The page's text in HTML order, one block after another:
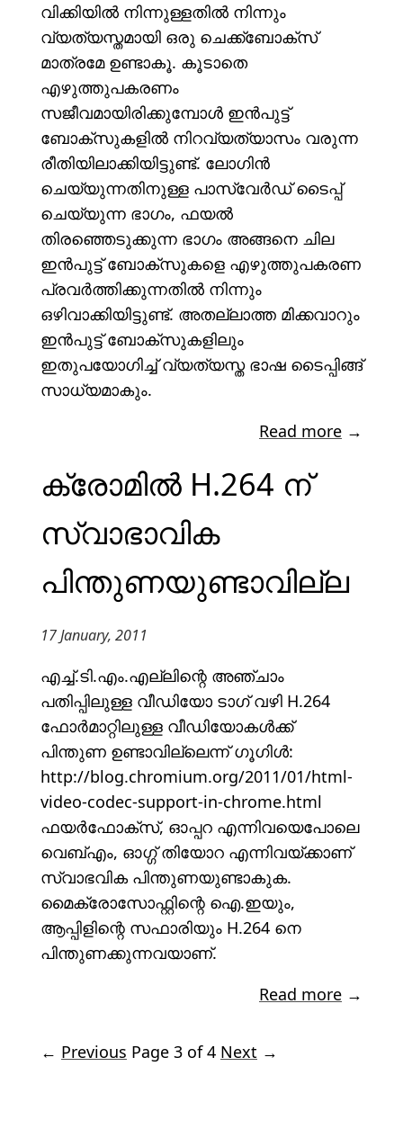
വിക്കിയിൽ നിന്നുള്ളതിൽ നിന്നും
വ്യത്യസ്തമായി ഒരു ചെക്ക്ബോക്സ്
മാത്രമേ ഉണ്ടാകൂ. കൂടാതെ
എഴുത്തുപകരണം
സജീവമായിരിക്കുമ്പോൾ ഇൻപുട്ട്
ബോക്സുകളിൽ നിറവ്യത്യാസം വരുന്ന
രീതിയിലാക്കിയിട്ടുണ്ട്. ലോഗിൻ
ചെയ്യുന്നതിനുള്ള പാസ്‌വേർഡ് ടൈപ്പ്
ചെയ്യുന്ന ഭാഗം, ഫയൽ
തിരഞ്ഞെടുക്കുന്ന ഭാഗം അങ്ങനെ ചില
ഇൻപുട്ട് ബോക്സുകളെ എഴുത്തുപകരണ
പ്രവർത്തിക്കുന്നതിൽ നിന്നും
ഒഴിവാക്കിയിട്ടുണ്ട്. അതല്ലാത്ത മിക്കവാറും
ഇൻപുട്ട് ബോക്സുകളിലും
ഇതുപയോഗിച്ച് വ്യത്യസ്ത ഭാഷ ടൈപ്പിങ്ങ്
സാധ്യമാകും.
Read more →
ക്രോമിൽ H.264 ന്
സ്വാഭാവിക
പിന്തുണയുണ്ടാവില്ല
17 January, 2011
എച്ച്.ടി.എം.എല്ലിന്റെ അഞ്ചാം
പതിപ്പിലുള്ള വീഡിയോ ടാഗ് വഴി H.264
ഫോർമാറ്റിലുള്ള വീഡിയോകൾക്ക്
പിന്തുണ ഉണ്ടാവില്ലെന്ന് ഗൂഗിൾ:
http://blog.chromium.org/2011/01/html-
video-codec-support-in-chrome.html
ഫയർഫോക്സ്, ഓപ്പറ എന്നിവയെപോലെ
വെബ്എം, ഓഗ്ഗ് തിയോറ എന്നിവയ്ക്കാണ്
സ്വാഭവിക പിന്തുണയുണ്ടാകുക.
മൈക്രോസോഫ്റ്റിന്റെ ഐ.ഇയും,
ആപ്പിളിന്റെ സഫാരിയും H.264 നെ
പിന്തുണക്കുന്നവയാണ്.
Read more →
← Previous Page 3 of 4 Next →